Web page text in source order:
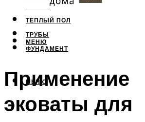
СТЕНЫ
ТЕПЛЫЙ ПОЛ
ТРУБЫ
ФУНДАМЕНТ
МЕНЮ
МЕНЮ
Применение
эковаты для